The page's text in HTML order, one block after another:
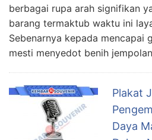
berbagai rupa arah signifikan
barang termaktub waktu ini
Sebenarnya kepada mencapai
mesti menyedot benih
Plakat
Daya